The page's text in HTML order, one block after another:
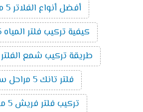
أفضل أنواع الفلاتر 5 مراحل
كيفية تركيب فلتر المياه 5 مراحل
طريقة تركيب شمع الفلتر 5 مراحل
فلتر تانك 5 مراحل سعر
تركيب فلتر فريش 5 مراحل